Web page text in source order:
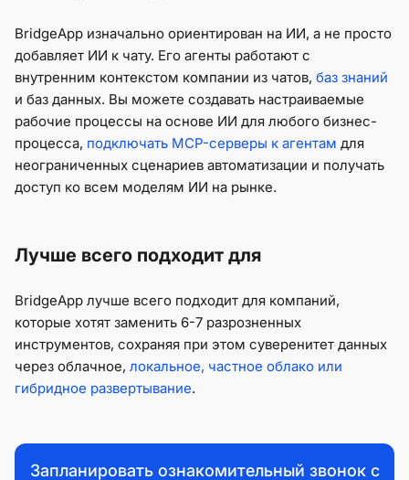
BridgeApp изначально ориентирован на ИИ, а не просто
добавляет ИИ к чату. Его агенты работают с
внутренним контекстом компании из чатов, баз знаний
и баз данных. Вы можете создавать настраиваемые
рабочие процессы на основе ИИ для любого бизнес-
процесса, подключать MCP-серверы к агентам для
неограниченных сценариев автоматизации и получать
доступ ко всем моделям ИИ на рынке.
Лучше всего подходит для
BridgeApp лучше всего подходит для компаний,
которые хотят заменить 6-7 разрозненных
инструментов, сохраняя при этом суверенитет данных
через облачное, локальное, частное облако или
гибридное развертывание.
Запланировать ознакомительный звонок с